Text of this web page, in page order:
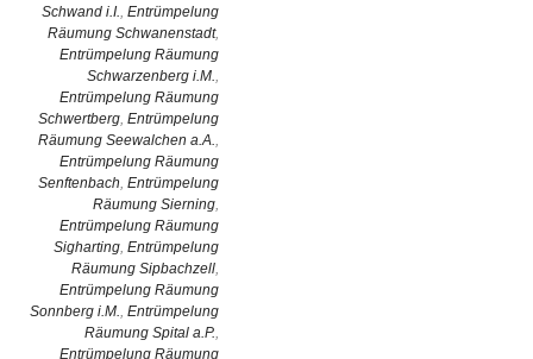
Schwand i.I., Entrümpelung
Räumung Schwanenstadt,
Entrümpelung Räumung
Schwarzenberg i.M.,
Entrümpelung Räumung
Schwertberg, Entrümpelung
Räumung Seewalchen a.A.,
Entrümpelung Räumung
Senftenbach, Entrümpelung
Räumung Sierning,
Entrümpelung Räumung
Sigharting, Entrümpelung
Räumung Sipbachzell,
Entrümpelung Räumung
Sonnberg i.M., Entrümpelung
Räumung Spital a.P.,
Entrümpelung Räumung